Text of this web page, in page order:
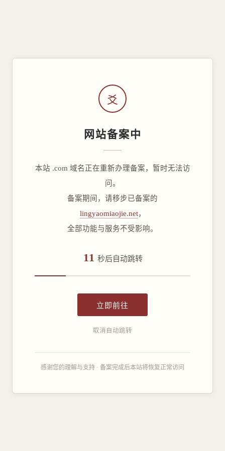
爻
网站备案中
本站 .com 域名正在重新办理备案，暂时无法访
问。
备案期间，请移步已备案的
lingyaomiaojie.net，
全部功能与服务不受影响。
11 秒后自动跳转
立即前往
取消自动跳转
感谢您的理解与支持 · 备案完成后本站将恢复正常访问